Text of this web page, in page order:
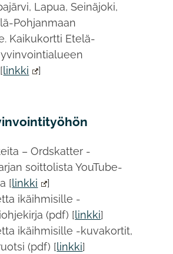
Lapua, Seinäjoki,
Pohjanmaan
Kaikukortti Etelä-
linkki ]
– Ordskatter -
soittolista YouTube-
[linkki
]
ikäihmisille -
(pdf) [linkki]
ikäihmisille -kuvakortit,
(pdf) [linkki]